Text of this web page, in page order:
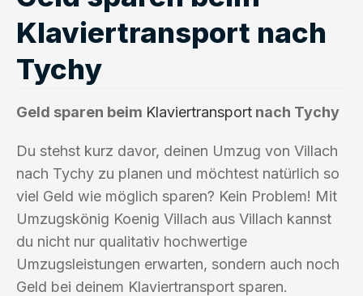
Klaviertransport nach
Tychy
Geld sparen beim Klaviertransport nach Tychy
Du stehst kurz davor, deinen Umzug von Villach
nach Tychy zu planen und möchtest natürlich so
viel Geld wie möglich sparen? Kein Problem! Mit
Umzugskönig Koenig Villach aus Villach kannst
du nicht nur qualitativ hochwertige
Umzugsleistungen erwarten, sondern auch noch
Geld bei deinem Klaviertransport sparen.